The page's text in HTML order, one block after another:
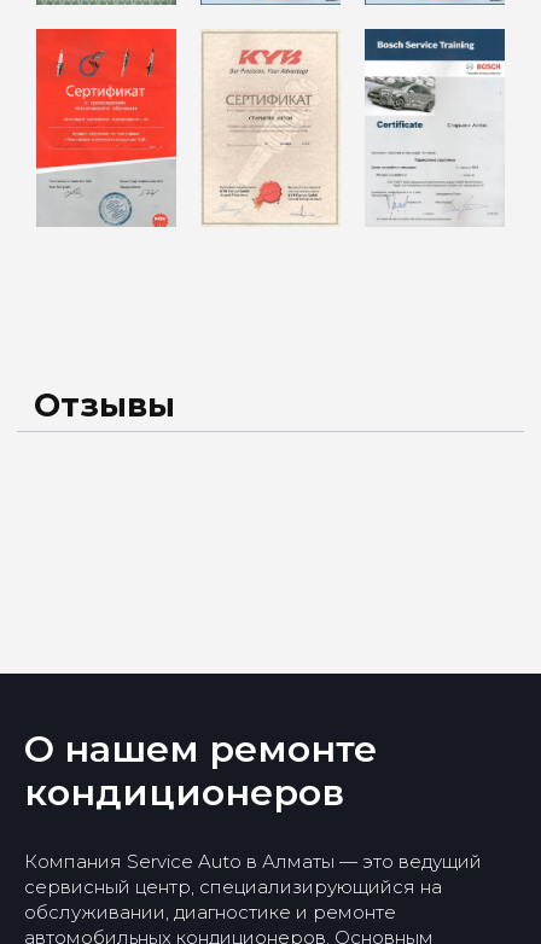
О нашем ремонте
кондиционеров
Компания Service Auto в Алматы — это ведущий
сервисный центр, специализирующийся на
обслуживании, диагностике и ремонте
автомобильных кондиционеров. Основным
Рыскулова
+7 727 317 22 89 +7 777 132 35 83
+7 707 726 74 74 +7 701 746 59 75
Социальные сети